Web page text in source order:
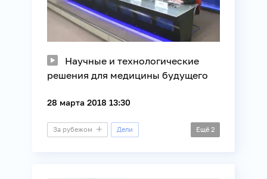
Научные и технологические
решения для медицины будущего
28 марта 2018 13:30
За рубежом Дели Ещё 2